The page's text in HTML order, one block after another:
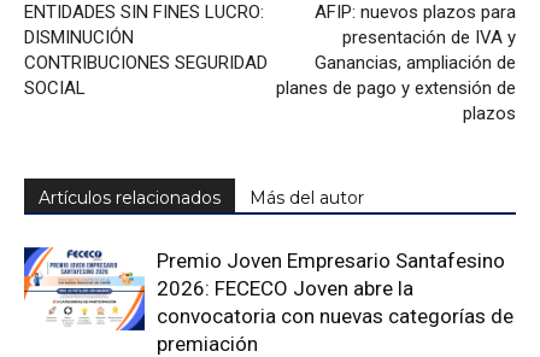
ENTIDADES SIN FINES LUCRO:
DISMINUCIÓN
CONTRIBUCIONES SEGURIDAD
SOCIAL
AFIP: nuevos plazos para
presentación de IVA y
Ganancias, ampliación de
planes de pago y extensión de
plazos
Artículos relacionados Más del autor
Premio Joven Empresario Santafesino
2026: FECECO Joven abre la
convocatoria con nuevas categorías de
premiación